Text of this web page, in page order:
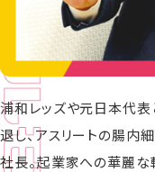
浦和レッズや元日本代
退し、アスリートの腸
社長。起業家への華麗な